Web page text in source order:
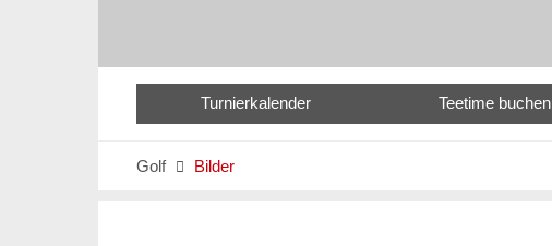
Turnierkalender Teetime buchen
Golf  Bilder